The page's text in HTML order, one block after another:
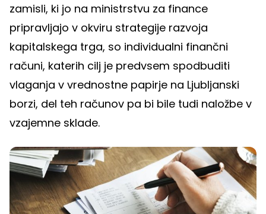
zamisli, ki jo na ministrstvu za finance
pripravljajo v okviru strategije razvoja
kapitalskega trga, so individualni finančni
računi, katerih cilj je predvsem spodbuditi
vlaganja v vrednostne papirje na Ljubljanski
borzi, del teh računov pa bi bile tudi naložbe v
vzajemne sklade.